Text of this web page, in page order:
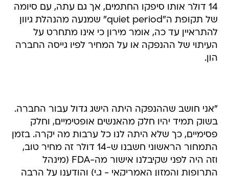
14 דולר אותו סיפקו החתמים, אך גם עתה, עם סיומה
של תקופת ה"quiet period" שמנעה מהנהלת גיוון
להתראיין עד כה, אומר מירון כי אינו מתחרט על
העיתוי של ההנפקה או על המחיר לפיו גייסה החברה
הון.
"אני חושב שההנפקה היתה הישג גדול עבור החברה.
בשוק תמיד יהיו חלק מהאנשים אופטימיים, וחלק
פסימיים, כך שלא היתה לנו כל ערבות מה יקרה. בזמן
התמחור הראשוני חשבנו ש-14 דולר זה מחיר טוב,
וזה היה לפני שקיבלנו אישור מה-FDA (מינהל
התרופות והמזון האמריקאי - ג.י) והודענו על הרבה